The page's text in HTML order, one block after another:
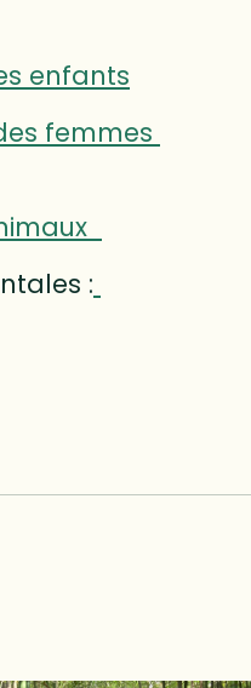
enfants
femmes
: